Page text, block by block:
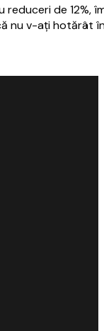
reduceri de 12%,
nu v-ați hotărât